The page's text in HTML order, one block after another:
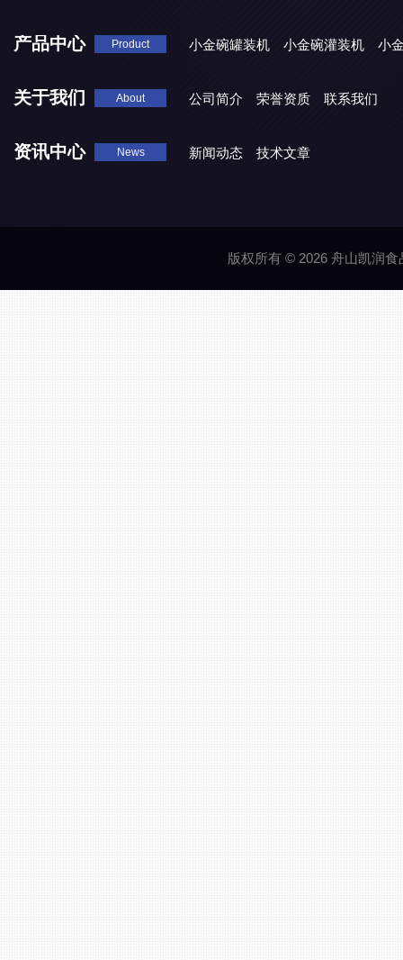
产品中心 Product 小金碗罐装机 小金碗灌装机 小
关于我们 About 公司简介 荣誉资质 联系我们
资讯中心 News 新闻动态 技术文章
版权所有 © 2026 舟山凯润